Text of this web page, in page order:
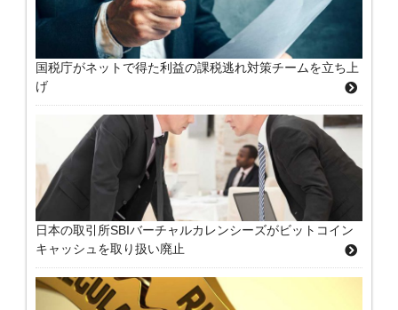
国税庁がネットで得た利益の課税逃れ対策チームを立ち上
げ
日本の取引所SBIバーチャルカレンシーズがビットコイン
キャッシュを取り扱い廃止